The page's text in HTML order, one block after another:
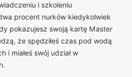
i szkoleniu
procent nurków kiedykolwiek
pokazujesz swoją kartę Master
że spędziłeś czas pod wodą
i miałeś swój udział w